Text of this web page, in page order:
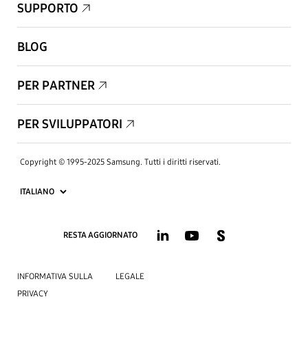
SUPPORTO
BLOG
PER PARTNER
PER SVILUPPATORI
Copyright © 1995-2025 Samsung. Tutti i diritti riservati.
RESTA AGGIORNATO
INFORMATIVA SULLA
PRIVACY
LEGALE